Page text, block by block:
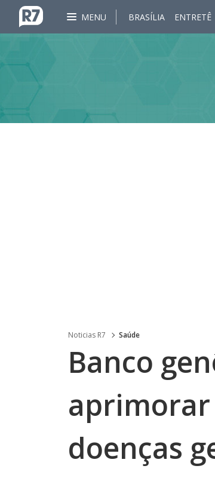
MENU BRASÍLIA ENTRETÊ
Noticias R7 Saúde
Banco
aprimorar
doenças